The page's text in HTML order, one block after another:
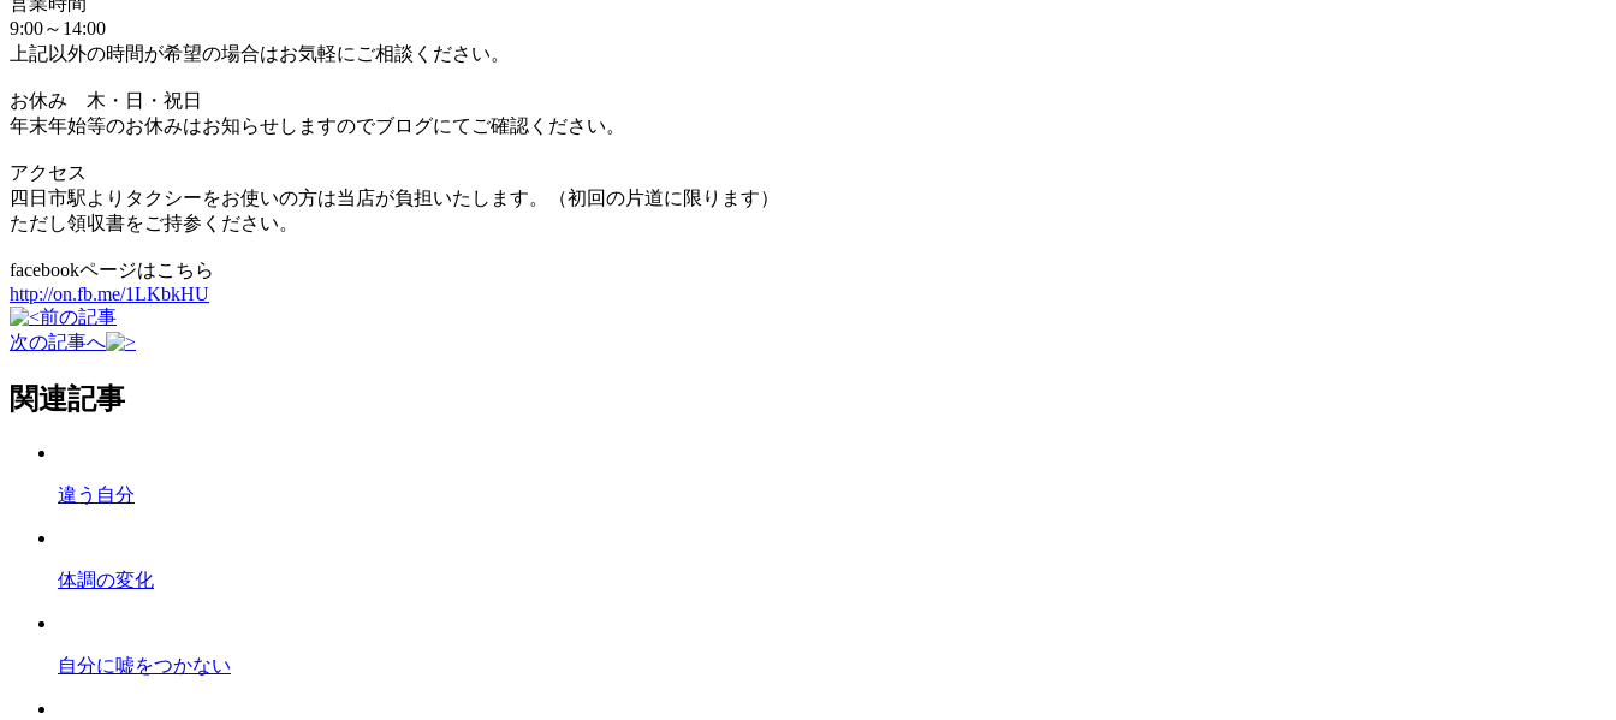
9:00～14:00
上記以外の時間が希望の場合はお気軽にご相談ください。
お休み 木・日・祝日
年末年始等のお休みはお知らせしますのでブログにてご確認ください。
アクセス
四日市駅よりタクシーをお使いの方は当店が負担いたします。（初回の片道に限ります）
ただし領収書をご持参ください。
facebookページはこちら
http://on.fb.me/1LKbkHU
前の記事
次の記事へ
関連記事
違う自分
体調の変化
自分に嘘をつかない